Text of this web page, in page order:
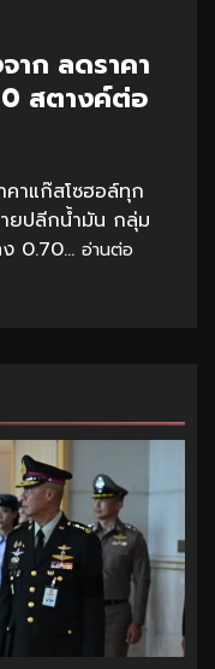
าก ลดราคา
สตางค์ต่อ
คาแก๊สโซฮอล์ทุก
ยปลีกน้ำมัน กลุ่ม
0.70... อ่านต่อ